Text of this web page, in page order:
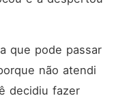
que pode passar
não atendi
decidiu fazer